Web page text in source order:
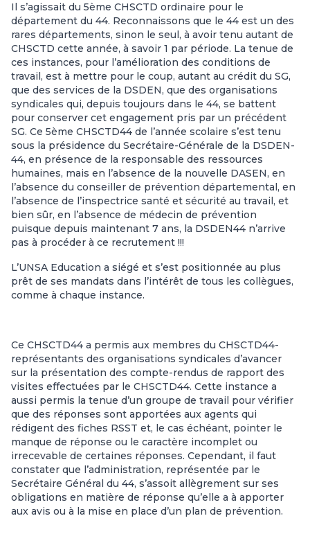
Il s’agissait du 5ème CHSCTD ordinaire pour le
département du 44. Reconnaissons que le 44 est un des
rares départements, sinon le seul, à avoir tenu autant de
CHSCTD cette année, à savoir 1 par période. La tenue de
ces instances, pour l’amélioration des conditions de
travail, est à mettre pour le coup, autant au crédit du SG,
que des services de la DSDEN, que des organisations
syndicales qui, depuis toujours dans le 44, se battent
pour conserver cet engagement pris par un précédent
SG. Ce 5ème CHSCTD44 de l’année scolaire s’est tenu
sous la présidence du Secrétaire-Générale de la DSDEN-
44, en présence de la responsable des ressources
humaines, mais en l’absence de la nouvelle DASEN, en
l’absence du conseiller de prévention départemental, en
l’absence de l’inspectrice santé et sécurité au travail, et
bien sûr, en l’absence de médecin de prévention
puisque depuis maintenant 7 ans, la DSDEN44 n’arrive
pas à procéder à ce recrutement !!!
L’UNSA Education a siégé et s’est positionnée au plus
prêt de ses mandats dans l’intérêt de tous les collègues,
comme à chaque instance.
Ce CHSCTD44 a permis aux membres du CHSCTD44-
représentants des organisations syndicales d’avancer
sur la présentation des compte-rendus de rapport des
visites effectuées par le CHSCTD44. Cette instance a
aussi permis la tenue d’un groupe de travail pour vérifier
que des réponses sont apportées aux agents qui
rédigent des fiches RSST et, le cas échéant, pointer le
manque de réponse ou le caractère incomplet ou
irrecevable de certaines réponses. Cependant, il faut
constater que l’administration, représentée par le
Secrétaire Général du 44, s’assoit allègrement sur ses
obligations en matière de réponse qu’elle a à apporter
aux avis ou à la mise en place d’un plan de prévention.